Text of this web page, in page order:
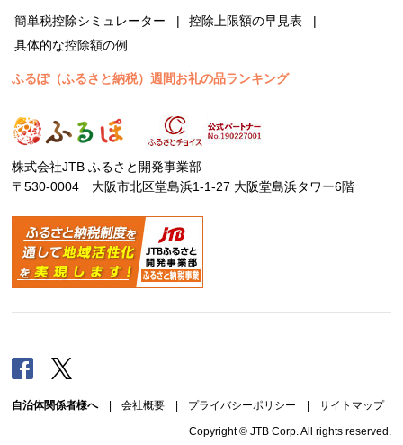
簡単税控除シミュレーター
控除上限額の早見表
具体的な控除額の例
ふるぽ（ふるさと納税）週間お礼の品ランキング
株式会社JTB ふるさと開発事業部
〒530-0004 大阪市北区堂島浜1-1-27 大阪堂島浜タワー6階
Facebook
自治体関係者様へ| 会社概要 | プライバシーポリシー | サイトマップ
Copyright © JTB Corp. All rights reserved.